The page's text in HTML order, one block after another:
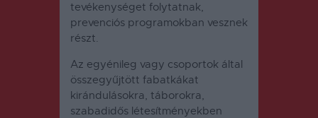
tevékenységet folytatnak,
prevenciós programokban vesznek
részt.
Az egyénileg vagy csoportok által
összegyűjtött fabatkákat
kirándulásokra, táborokra,
szabadidős létesítményekben